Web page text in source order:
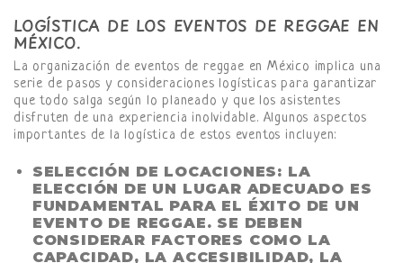
LOGÍSTICA DE LOS EVENTOS DE REGGAE EN
MÉXICO.
La organización de eventos de reggae en México implica una
serie de pasos y consideraciones logísticas para garantizar
que todo salga según lo planeado y que los asistentes
disfruten de una experiencia inolvidable. Algunos aspectos
importantes de la logística de estos eventos incluyen:
SELECCIÓN DE LOCACIONES: LA
ELECCIÓN DE UN LUGAR ADECUADO ES
FUNDAMENTAL PARA EL ÉXITO DE UN
EVENTO DE REGGAE. SE DEBEN
CONSIDERAR FACTORES COMO LA
CAPACIDAD, LA ACCESIBILIDAD, LA